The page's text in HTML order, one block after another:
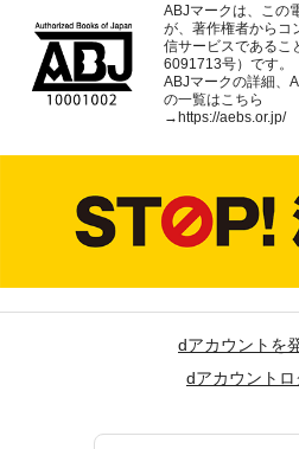
ABJマークは、この
が、著作権者からコ
信サービスであるこ
6091713号）です。
ABJマークの詳細、
の一覧はこちら
→https://aebs.or.jp/
dアカウントを
dアカウントロ